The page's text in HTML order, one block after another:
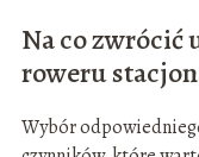
Na co zwrócić
roweru
Wybór